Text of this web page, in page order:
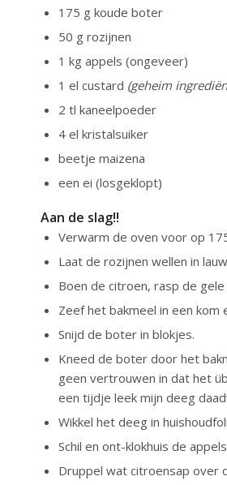
175 g koude boter
50 g rozijnen
1 kg appels (ongeveer)
1 el custard (geheim
2 tl kaneelpoeder
4 el kristalsuiker
beetje maizena
een ei (losgeklopt)
Aan de slag!!
Verwarm de oven voor op
Laat de rozijnen wellen in
Boen de citroen, rasp de
Zeef het bakmeel in een kom
Snijd de boter in blokjes.
Kneed de boter door het
geen vertrouwen in dat het
een tijdje leek mijn deeg
Wikkel het deeg in
Schil en ont-klokhuis de
Druppel wat citroensap over